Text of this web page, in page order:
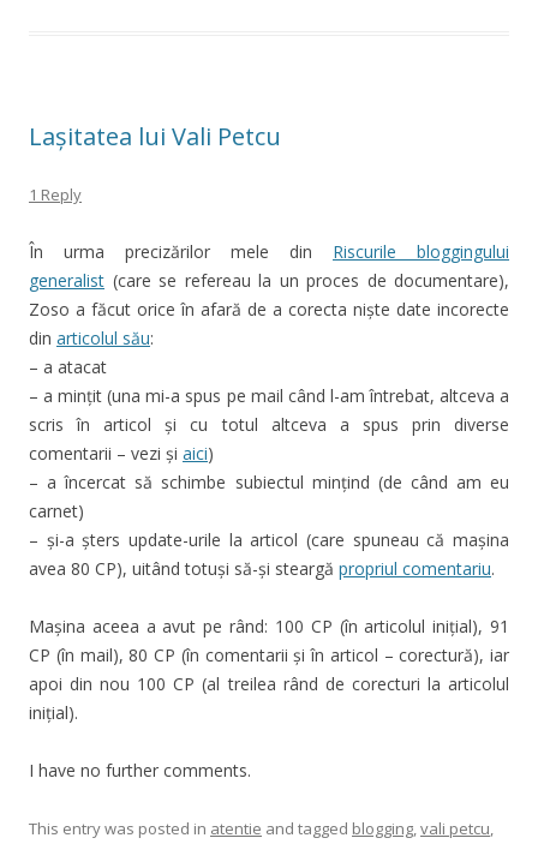
Lașitatea lui Vali Petcu
1 Reply
În urma precizărilor mele din Riscurile bloggingului
generalist (care se refereau la un proces de documentare),
Zoso a făcut orice în afară de a corecta niște date incorecte
din articolul său:
– a atacat
– a mințit (una mi-a spus pe mail când l-am întrebat, altceva a
scris în articol și cu totul altceva a spus prin diverse
comentarii – vezi și aici)
– a încercat să schimbe subiectul mințind (de când am eu
carnet)
– și-a șters update-urile la articol (care spuneau că mașina
avea 80 CP), uitând totuși să-și steargă propriul comentariu.
Mașina aceea a avut pe rând: 100 CP (în articolul inițial), 91
CP (în mail), 80 CP (în comentarii și în articol – corectură), iar
apoi din nou 100 CP (al treilea rând de corecturi la articolul
inițial).
I have no further comments.
This entry was posted in atentie and tagged blogging,vali petcu,